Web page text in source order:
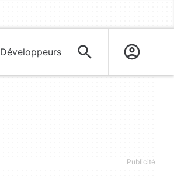
Développeurs